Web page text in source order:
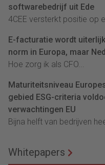
softwarebedrijf uit Ede
4CEE versterkt positie op
E-facturatie wordt
norm in Europa, maar
Hoe zorg ik als CFO...
Maturiteitsniveau
gebied ESG-criteria
verwachtingen EU
Bijna helft van bedrijven
Whitepapers